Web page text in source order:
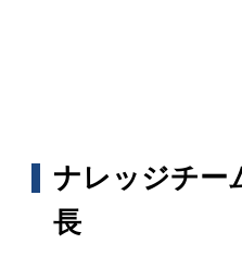
ナレッジチー
長